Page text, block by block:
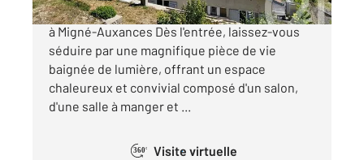
Belle maison des années 50 rénovée avec goût
à Migné-Auxances Dès l'entrée, laissez-vous
séduire par une magnifique pièce de vie
baignée de lumière, offrant un espace
chaleureux et convivial composé d'un salon,
d'une salle à manger et ...
360° Visite virtuelle